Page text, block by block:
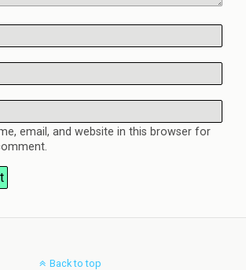
email, and website in this browser for
Back to top